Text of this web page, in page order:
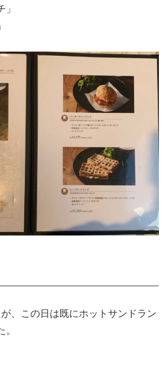
」
、この日は既にホットサンドラン